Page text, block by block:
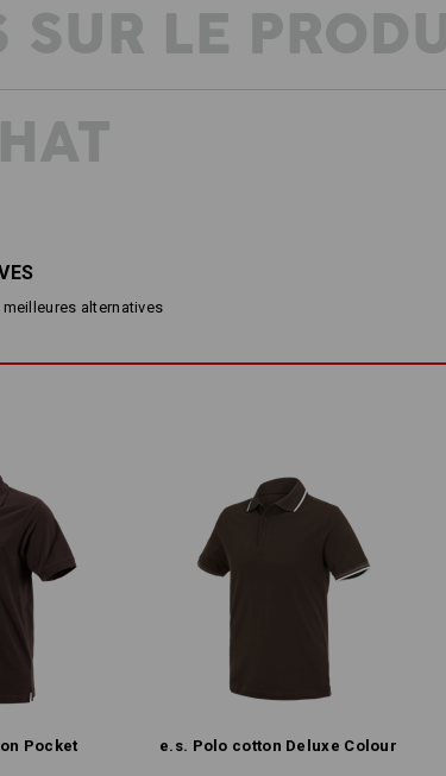
LE
Tissu extérieur
Veuillez tenir compte de ce qui suit
Le coton pur peut rétrécir de 3-5 %.
même
alternatives
Pocket e.s. Polo cotton Deluxe Colour